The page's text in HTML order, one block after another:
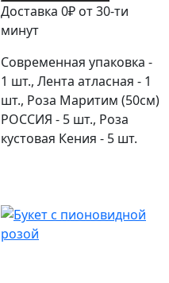
Доставка 0₽ от 30-ти
минут
Современная упаковка -
1 шт., Лента атласная - 1
шт., Роза Маритим (50см)
РОССИЯ - 5 шт., Роза
кустовая Кения - 5 шт.